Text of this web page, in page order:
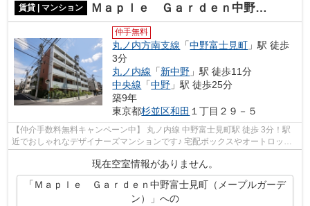
賃貸 | マンション Ｍａｐｌｅ Ｇａｒｄｅｎ中野富士見町（メープルガーデン）
仲手無料
丸ノ内方南支線 「中野富士見町 」駅 徒歩
3分
丸ノ内線 「新中野 」駅 徒歩11分
中央線 「中野 」駅 徒歩25分
築9年
東京都杉並区和田 １丁目２９－５
【仲介手数料無料キャンペーン中】 丸ノ内線 中野富士見町駅 徒歩 3分！駅
近でおしゃれなデザイナーズマンションです♪ 宅配ボックスやオートロック
などセキュリティ面も充実しているの...
現在空室情報がありません。
「Ｍａｐｌｅ Ｇａｒｄｅｎ中野富士見町（メープルガーデ
ン）」への